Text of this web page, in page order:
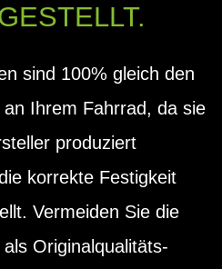
sind 100% gleich den
Ihrem Fahrrad, da sie
produziert
korrekte Festigkeit
Vermeiden Sie die
Originalqualitäts-